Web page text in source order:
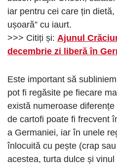
iar pentru cei care țin dietă,
ușoară” cu iaurt.
>>> Citiți și: Ajunul
decembrie zi liberă în
Este important să
pot fi regăsite pe fiecare
există numeroase
de cartofi poate fi frecvent
a Germaniei, iar în unele
înlocuită cu pește (crap
acestea, turta dulce și